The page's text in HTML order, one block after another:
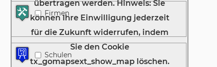
Firmen
Schulen